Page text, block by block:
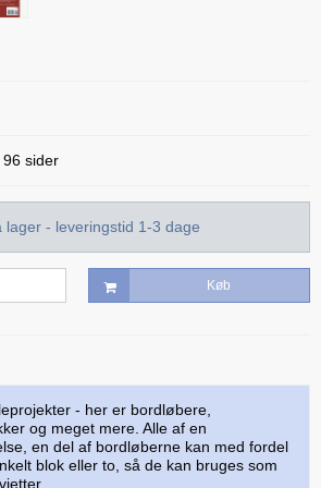
of Wonderful
96 sider
lager - leveringstid 1-3 dage
Køb
- her er bordløbere,
og meget mere. Alle af en
en del af bordløberne kan med fordel
blok eller to, så de kan bruges som